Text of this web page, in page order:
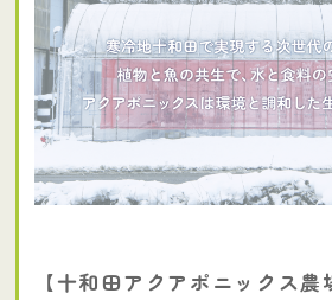
【十和田アクアポニックス